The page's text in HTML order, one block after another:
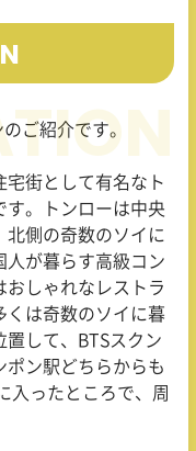
ご紹介です。
宅街として有名なト
す。トンローは中央
北側の奇数のソイに
人が暮らす高級コン
おしゃれなレストラ
くは奇数のソイに暮
して、
BTSスクン
ポン駅どちらからも
入ったところで、周